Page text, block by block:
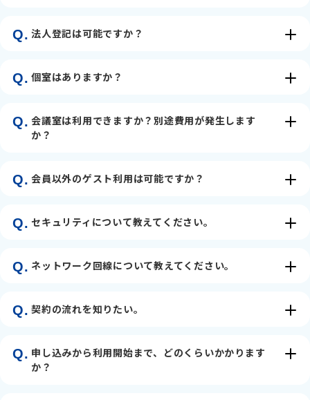
Q. 法人登記は可能ですか？
Q. 個室はありますか？
Q. 会議室は利用できますか？別途費用が発生します
か？
Q. 会員以外のゲスト利用は可能ですか？
Q. セキュリティについて教えてください。
Q. ネットワーク回線について教えてください。
Q. 契約の流れを知りたい。
Q. 申し込みから利用開始まで、どのくらいかかります
か？